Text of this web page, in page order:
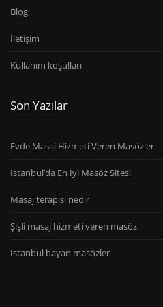
Blog
İletişim
Kullanım koşulları
Son Yazılar
Evde Masaj Hizmeti Veren Masözler
İstanbul’da En İyi Masöz Sitesi
Masaj terapisi nedir
Şişli masaj hizmeti veren masöz
İstanbul bayan masözler